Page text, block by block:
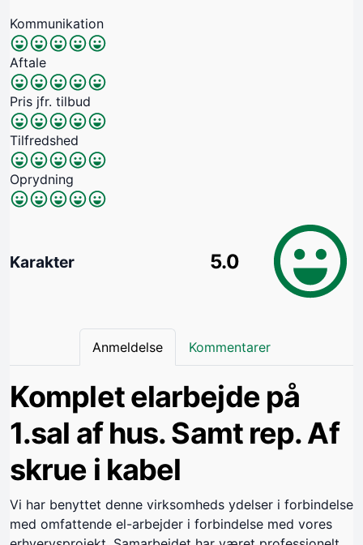
Kommunikation
Aftale
Pris jfr. tilbud
Tilfredshed
Oprydning
Karakter 5.0
Anmeldelse Kommentarer
Komplet elarbejde på
1.sal af hus. Samt rep. Af
skrue i kabel
Vi har benyttet denne virksomheds ydelser i forbindelse
med omfattende el-arbejder i forbindelse med vores